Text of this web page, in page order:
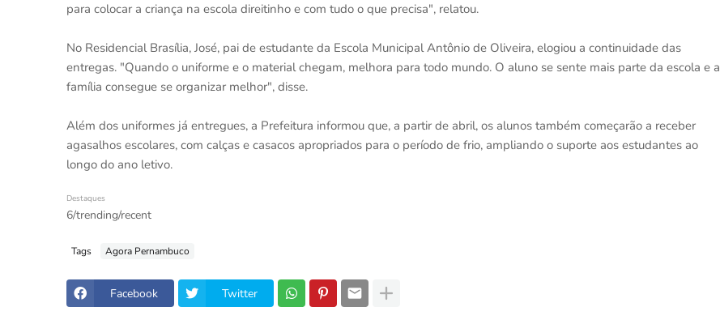
para colocar a criança na escola direitinho e com tudo o que precisa", relatou.
No Residencial Brasília, José, pai de estudante da Escola Municipal Antônio de Oliveira, elogiou a continuidade das
entregas. "Quando o uniforme e o material chegam, melhora para todo mundo. O aluno se sente mais parte da escola e a
família consegue se organizar melhor", disse.
Além dos uniformes já entregues, a Prefeitura informou que, a partir de abril, os alunos também começarão a receber
agasalhos escolares, com calças e casacos apropriados para o período de frio, ampliando o suporte aos estudantes ao
longo do ano letivo.
Destaques
6/trending/recent
Tags Agora Pernambuco
Facebook Twitter